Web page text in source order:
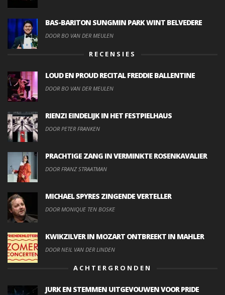
BAS-BARITON SUNGMIN PARK WINT BELVEDERE
DOOR BO VAN DER MEULEN
RECENSIES
LOUD EN PROUD RECITAL FREDDIE BALLENTINE
DOOR BO VAN DER MEULEN
RIENZI EINDELIJK IN HET FESTPIELHAUS
DOOR PETER FRANKEN
PRACHTIGE ZANG IN VERMINKTE ROSENKAVALIER
DOOR FRANZ STRAATMAN
MICHAEL SPYRES ZINGENDE VERTELLER
DOOR MONIQUE TEN BOSKE
KWIKZILVER IN MOZART ONTBREEKT IN MAHLER
DOOR NEIL VAN DER LINDEN
ACHTERGRONDEN
JURK EN STEMMEN UITGEVOUWEN VOOR PRIDE